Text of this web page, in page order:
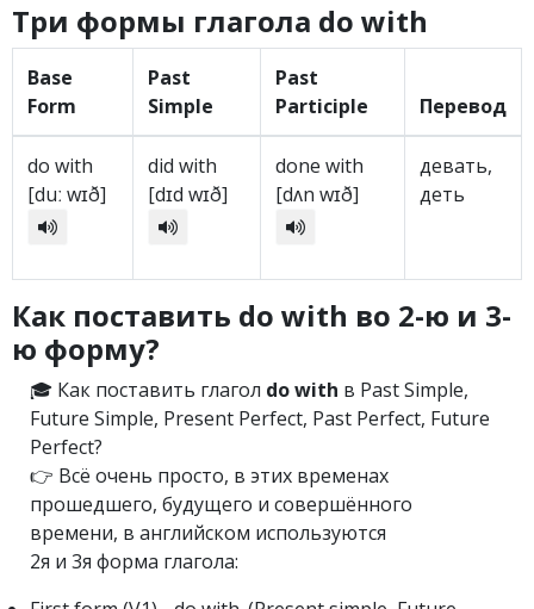
Три формы глагола do with
Base
Form
Past
Simple
Past
Participle
Перевод
do with
[duː wɪð]
did with
[dɪd wɪð]
done with
[dʌn wɪð]
девать,
деть
Как поставить do with во 2-ю и 3-
ю форму?
🎓 Как поставить глагол do with в Past Simple,
Future Simple, Present Perfect, Past Perfect, Future
Perfect?
👉 Всё очень просто, в этих временах
прошедшего, будущего и совершённого
времени, в английском используются
2я и 3я форма глагола: